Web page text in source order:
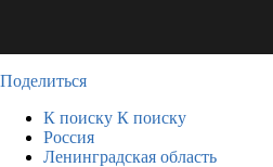
Поделиться
К поиску К поиску
Россия
Ленинградская область